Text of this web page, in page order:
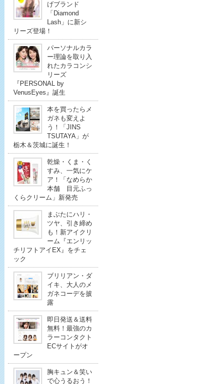
げブランド
「Diamond
Lash」に新シ
リーズ登場！
パーソナルカラ
ー理論を取り入
れたカラコンシ
リーズ
『PERSONAL by
VenusEyes』誕生
本を買ったらメ
ガネも変えよ
う！「JINS
TSUTAYA」が
栃木＆茨城に誕生！
乾燥・くま・く
すみ、一気にケ
ア！「なめらか
本舗 目元ふっ
くらクリーム」新発売
まぶたにハリ・
ツヤ、引き締め
も！新アイクリ
ーム『エンリッ
チリフトアイEX』をチェ
ック
ブリリアン・ダ
イキ、大人のメ
ガネコーデを披
露
即日発送＆送料
無料！最強のカ
ラーコンタクト
ECサイトがオ
ープン
胸キュン＆笑い
で心うるおう！